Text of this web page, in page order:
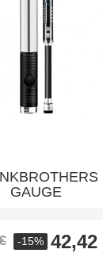
GAUGE
-15% Precio
42,42
VISTA RÁPIDA